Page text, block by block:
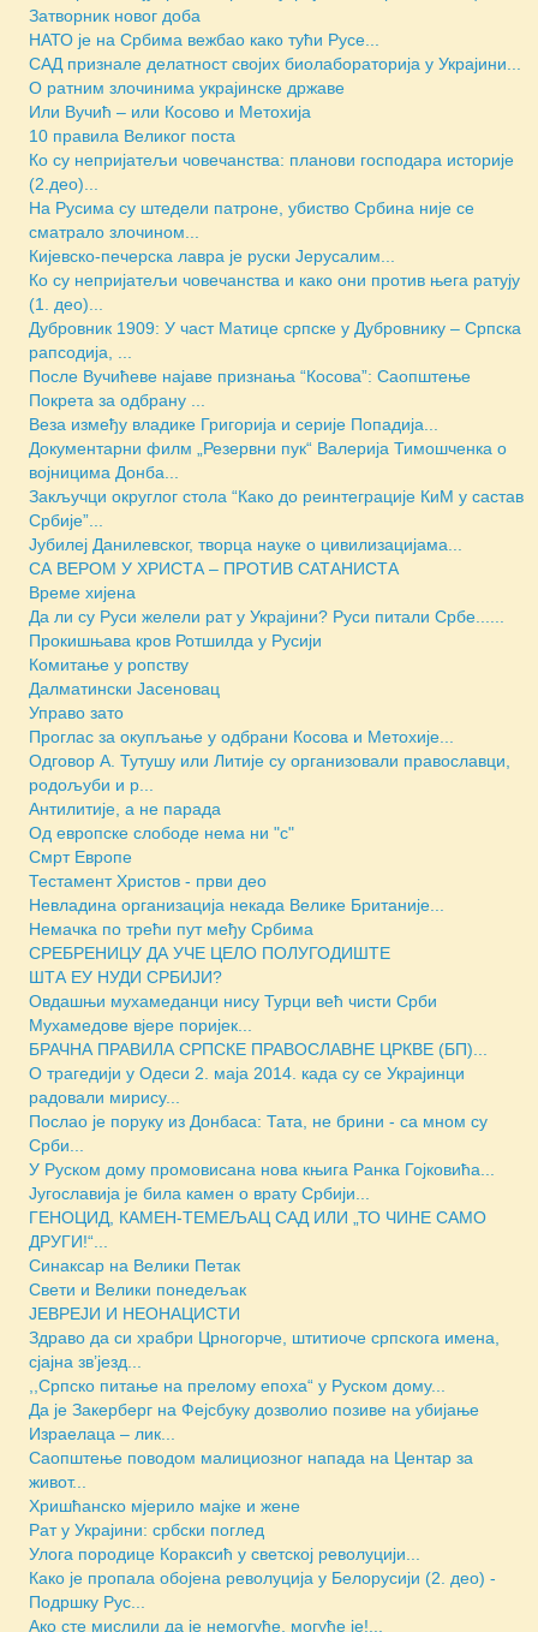
Затворник новог доба
НАТО је на Србима вежбао како тући Русе...
САД признале делатност својих биолабораторија у Украјини...
О ратним злочинима украјинске државе
Или Вучић – или Косово и Метохија
10 правила Великог поста
Ко су непријатељи човечанства: планови господара историје
(2.део)...
На Русима су штедели патроне, убиство Србина није се
сматрало злочином...
Кијевско-печерска лавра је руски Јерусалим...
Ко су непријатељи човечанства и како они против њега ратују
(1. део)...
Дубровник 1909: У част Матице српске у Дубровнику – Српска
рапсодија, ...
После Вучићеве најаве признања “Косова”: Саопштење
Покрета за одбрану ...
Веза између владике Григорија и серије Попадија...
Документарни филм „Резервни пук“ Валерија Тимошченка о
војницима Донба...
Закључци округлог стола “Како до реинтеграције КиМ у састав
Србије”...
Јубилеј Данилевског, творца науке о цивилизацијама...
СА ВЕРОМ У ХРИСТА – ПРОТИВ САТАНИСТА
Време хијена
Да ли су Руси желели рат у Украјини? Руси питали Србе......
Прокишњава кров Ротшилда у Русији
Комитање у ропству
Далматински Јасеновац
Управо зато
Проглас за окупљање у одбрани Косова и Метохије...
Одговор А. Тутушу или Литије су организовали православци,
родољуби и р...
Антилитије, а не парада
Oд европске слободе нема ни "с"
Смрт Европе
Тестамент Христов - први део
Невладина организација некада Велике Британије...
Немачка по трећи пут међу Србима
СРЕБРЕНИЦУ ДА УЧЕ ЦЕЛО ПОЛУГОДИШТЕ
ШТА ЕУ НУДИ СРБИЈИ?
Овдашњи мухамеданци нису Турци већ чисти Срби
Мухамедове вјере поријек...
БРАЧНА ПРАВИЛА СРПСКЕ ПРАВОСЛАВНЕ ЦРКВЕ (БП)...
О трагедији у Одеси 2. маја 2014. када су се Украјинци
радовали мирису...
Послао је поруку из Донбаса: Тата, не брини - са мном су
Срби...
У Руском дому промовисана нова књига Ранка Гојковића...
Југославијa је била камен о врату Србији...
ГЕНОЦИД, КАМЕН-ТЕМЕЉАЦ САД ИЛИ „ТО ЧИНЕ САМО
ДРУГИ!“...
Синаксар на Велики Петак
Свети и Велики понедељак
ЈЕВРЕЈИ И НЕОНАЦИСТИ
Здраво да си храбри Црногорче, штитиоче српскога имена,
сјајна зв’језд...
,,Српско питање на прелому епоха“ у Руском дому...
Да је Закерберг на Фејсбуку дозволио позиве на убијање
Израелаца – лик...
Саопштење поводом малициозног напада на Центар за
живот...
Хришћанско мјерило мајке и жене
Рат у Украјини: србски поглед
Улога породице Кораксић у светској револуцији...
Како је пропала обојена револуција у Белорусији (2. део) -
Подршку Рус...
Ако сте мислили да је немогуће, могуће је!...